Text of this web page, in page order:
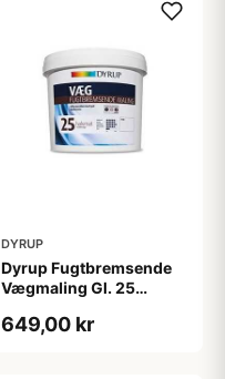
DYRUP
Dyrup Fugtbremsende
Vægmaling Gl. 25
649,00 kr